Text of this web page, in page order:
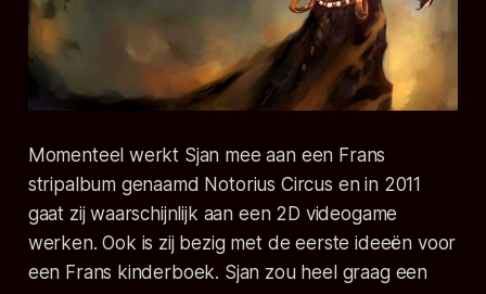
Momenteel werkt Sjan mee aan een Frans
stripalbum genaamd Notorius Circus en in 2011
gaat zij waarschijnlijk aan een 2D videogame
werken. Ook is zij bezig met de eerste ideeën voor
een Frans kinderboek. Sjan zou heel graag een